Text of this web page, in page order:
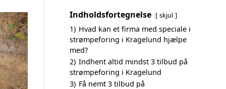
Indholdsfortegnelse skjul
1) Hvad kan et firma med speciale i
strømpeforing i Kragelund hjælpe
med?
2) Indhent altid mindst 3 tilbud på
strømpeforing i Kragelund
3) Få nemt 3 tilbud på